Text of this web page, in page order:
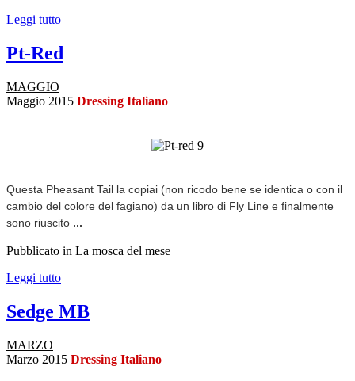
Leggi tutto
Pt-Red
MAGGIO
Maggio 2015 Dressing Italiano
Questa Pheasant Tail la copiai (non ricodo bene se identica o con il
cambio del colore del fagiano) da un libro di Fly Line e finalmente
sono riuscito ...
Pubblicato in La mosca del mese
Leggi tutto
Sedge MB
MARZO
Marzo 2015 Dressing Italiano